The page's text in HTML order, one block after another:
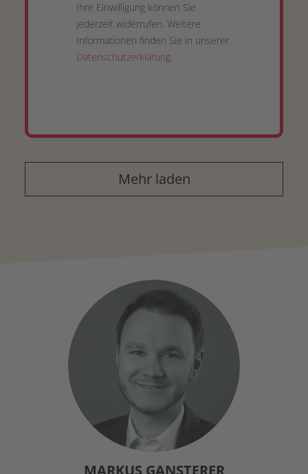
Ihre Einwilligung können Sie
jederzeit widerrufen. Weitere
Informationen finden Sie in unserer
Datenschutzerklärung.
Mehr laden
MARKUS GANSTERER